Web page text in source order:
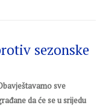
sezonske
sve
da će se u srijedu